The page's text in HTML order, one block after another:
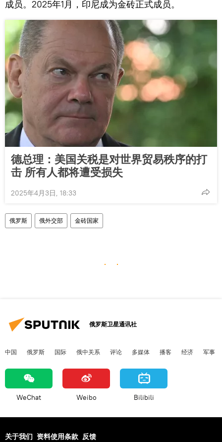
成员。2025年1月，印尼成为金砖正式成员。
德总理：美国关税是对世界贸易秩序的打
击 所有人都将遭受损失
2025年4月3日, 18:33
俄罗斯 俄外交部 金砖国家
俄罗斯卫星通讯社
中国 俄罗斯 国际 俄中关系 评论 多媒体 播客 经济 军事
WeChat Weibo Bilibili
关于我们 资料使用条款 反馈